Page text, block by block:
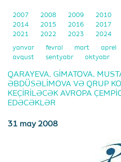
2007 2008 2009 2010
2014
2015 2016 2017
2021
2022 2023 2024
yanvar fevral mart aprel
avqust
sentyabr oktyabr
QARAYEVA, GİMATOVA,
ƏBDÜSƏLİMOVA VƏ QRUP
KEÇİRİLƏCƏK AVROPA
EDƏCƏKLƏR
31 may 2008